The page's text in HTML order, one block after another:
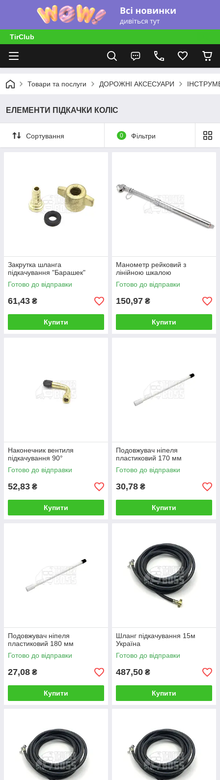
TirClub
Товари та послуги ДОРОЖНІ АКСЕСУАРИ
ЕЛЕМЕНТИ ПІДКАЧКИ КОЛІС
Сортування 0 Фільтри
Закрутка шланга
підкачування "Барашек"
Готово до відправки
61,43 ₴
Купити
Манометр рейковий з
лінійною шкалою
Готово до відправки
150,97 ₴
Купити
Наконечник вентиля
підкачування 90°
Готово до відправки
52,83 ₴
Купити
Подовжувач ніпеля
пластиковий 170 мм
Готово до відправки
30,78 ₴
Купити
Подовжувач ніпеля
пластиковий 180 мм
Готово до відправки
27,08 ₴
Купити
Шланг підкачування 15м
Україна
Готово до відправки
487,50 ₴
Купити